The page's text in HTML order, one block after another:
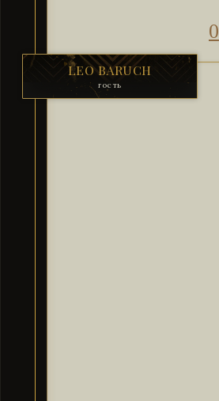
0
LEO BARUCH
гость